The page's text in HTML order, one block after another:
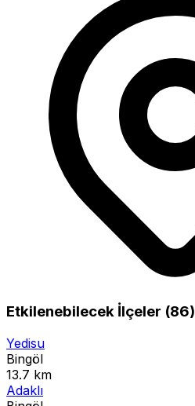
Etkilenebilecek İlçeler (86)
Yedisu
Bingöl
13.7 km
Adaklı